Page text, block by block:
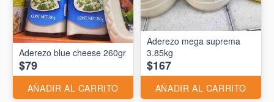
Aderezo blue cheese 260gr
$79
AÑADIR AL CARRITO
Aderezo mega suprema
3.85kg
$167
AÑADIR AL CARRITO